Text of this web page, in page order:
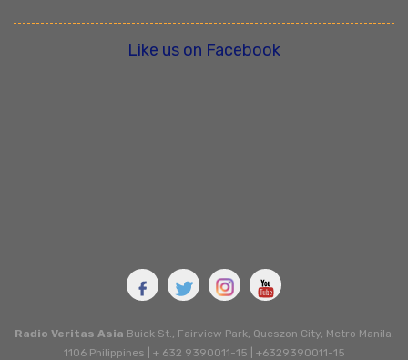
Like us on Facebook
Radio Veritas Asia Buick St., Fairview Park, Queszon City, Metro Manila.
1106 Philippines | + 632 9390011-15 | +6329390011-15